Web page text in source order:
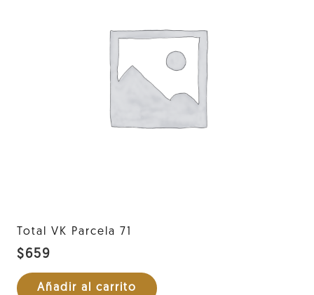
Total VK Parcela 71
$659
Añadir al carrito